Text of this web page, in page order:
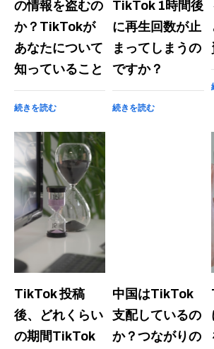
の情報を盗むの
か？TikTokが
あなたについて
知っていること
続きを読む
TikTok 1時間後
に再生回数が止
まってしまうの
ですか？
続きを読む
TikTok 投稿
後、どれくらい
の期間TikTok
中国はTikTok
支配しているの
か？つながりの